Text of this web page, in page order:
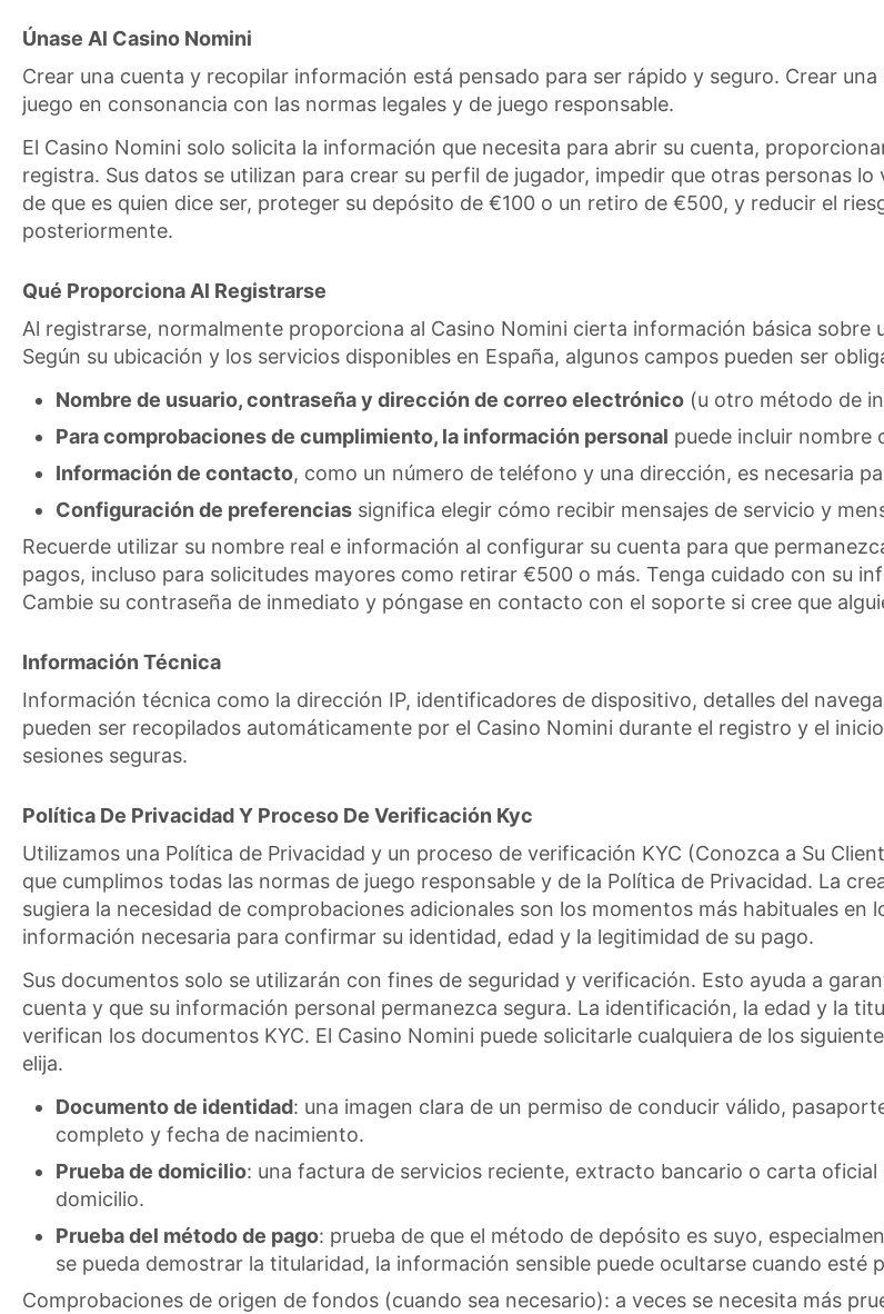
Únase Al Casino Nomini
Crear una cuenta y recopilar información está pensado para ser rápido y seguro. Crear
juego en consonancia con las normas legales y de juego responsable.
El Casino Nomini solo solicita la información que necesita para abrir su cuenta,
registra. Sus datos se utilizan para crear su perfil de jugador, impedir que otras personas
de que es quien dice ser, proteger su depósito de €100 o un retiro de €500, y reducir el
posteriormente.
Qué Proporciona Al Registrarse
Al registrarse, normalmente proporciona al Casino Nomini cierta información básica
Según su ubicación y los servicios disponibles en España, algunos campos pueden ser
Nombre de usuario, contraseña y dirección de correo electrónico (u otro método de
Para comprobaciones de cumplimiento, la información personal puede incluir nombre
Información de contacto, como un número de teléfono y una dirección, es necesaria
Configuración de preferencias significa elegir cómo recibir mensajes de servicio y
Recuerde utilizar su nombre real e información al configurar su cuenta para que
pagos, incluso para solicitudes mayores como retirar €500 o más. Tenga cuidado con su
Cambie su contraseña de inmediato y póngase en contacto con el soporte si cree que
Información Técnica
Información técnica como la dirección IP, identificadores de dispositivo, detalles del
pueden ser recopilados automáticamente por el Casino Nomini durante el registro y el
sesiones seguras.
Política De Privacidad Y Proceso De Verificación Kyc
Utilizamos una Política de Privacidad y un proceso de verificación KYC (Conozca a Su
que cumplimos todas las normas de juego responsable y de la Política de Privacidad. La
sugiera la necesidad de comprobaciones adicionales son los momentos más habituales en
información necesaria para confirmar su identidad, edad y la legitimidad de su pago.
Sus documentos solo se utilizarán con fines de seguridad y verificación. Esto ayuda a
cuenta y que su información personal permanezca segura. La identificación, la edad y la
verifican los documentos KYC. El Casino Nomini puede solicitarle cualquiera de los
elija.
Documento de identidad: una imagen clara de un permiso de conducir válido,
completo y fecha de nacimiento.
Prueba de domicilio: una factura de servicios reciente, extracto bancario o carta
domicilio.
Prueba del método de pago: prueba de que el método de depósito es suyo,
se pueda demostrar la titularidad, la información sensible puede ocultarse cuando esté
Comprobaciones de origen de fondos (cuando sea necesario): a veces se necesita más